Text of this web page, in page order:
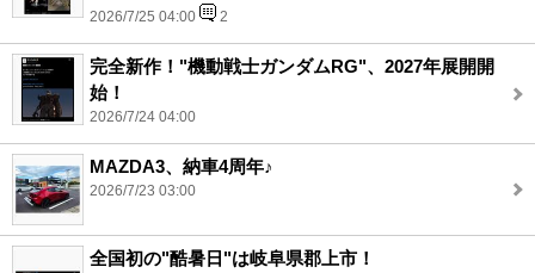
2026/7/25 04:00 2
完全新作！"機動戦士ガンダムRG"、2027年展開開
始！
2026/7/24 04:00
MAZDA3、納車4周年♪
2026/7/23 03:00
全国初の"酷暑日"は岐阜県郡上市！